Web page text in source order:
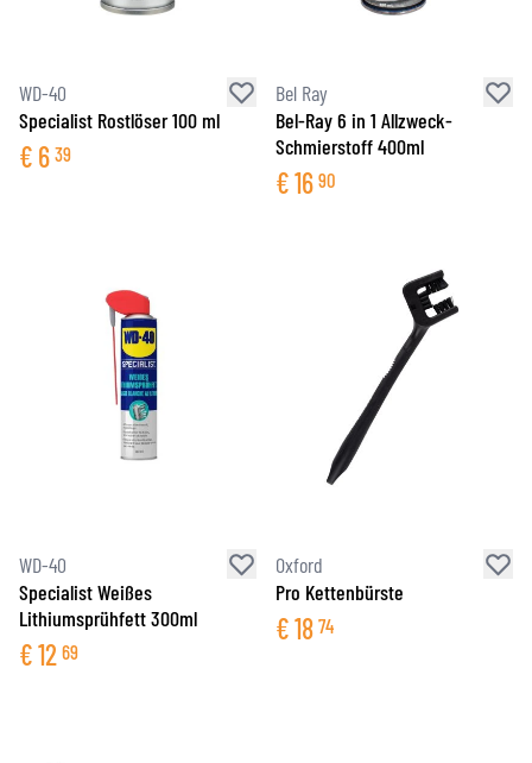
WD-40
Specialist Rostlöser 100 ml
€ 6 39
Bel Ray
Bel-Ray 6 in 1 Allzweck-
Schmierstoff 400ml
€16 90
WD-40
Specialist Weißes
Lithiumsprühfett 300ml
€12 69
Oxford
Pro Kettenbürste
€18 74